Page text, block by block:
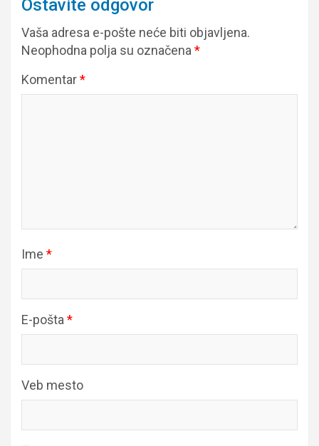
Ostavite odgovor
Vaša adresa e-pošte neće biti objavljena.
Neophodna polja su označena *
Komentar*
Ime *
E-pošta *
Veb mesto